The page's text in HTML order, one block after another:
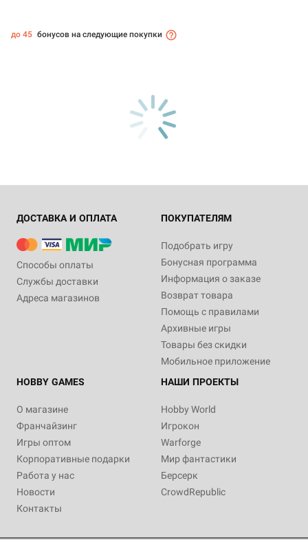
до 45 бонусов на следующие покупки
ДОСТАВКА И ОПЛАТА
Способы оплаты
Службы доставки
Адреса магазинов
ПОКУПАТЕЛЯМ
Подобрать игру
Бонусная программа
Информация о заказе
Возврат товара
Помощь с правилами
Архивные игры
Товары без скидки
Мобильное приложение
HOBBY GAMES
О магазине
Франчайзинг
Игры оптом
Корпоративные подарки
Работа у нас
Новости
Контакты
НАШИ ПРОЕКТЫ
Hobby World
Игрокон
Warforge
Мир фантастики
Берсерк
CrowdRepublic